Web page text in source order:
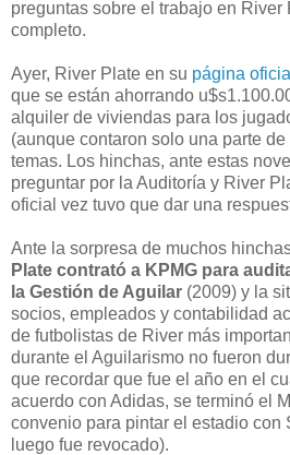
preguntas sobre el trabajo en River
completo.
Ayer, River Plate en su página oficia
que se están ahorrando
alquiler de viviendas para los
(aunque contaron solo una parte
temas. Los hinchas, ante estas
preguntar por la Auditoría y River
oficial vez tuvo que dar una
Ante la sorpresa de muchos
Plate contrató a KPMG para
la Gestión de Aguilar (2009) y la
socios, empleados y contabilidad
de futbolistas de River más
durante el Aguilarismo no fueron
que recordar que fue el año en el
acuerdo con Adidas, se terminó el
convenio para pintar el estadio con
luego fue revocado).